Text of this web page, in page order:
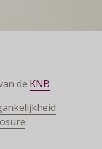
de KNB